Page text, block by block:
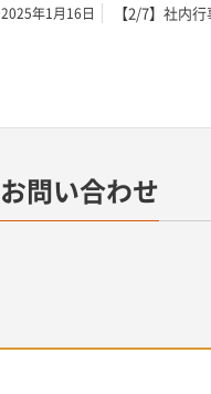
2025年1月16日 【2/7】社内
お問い合わせ